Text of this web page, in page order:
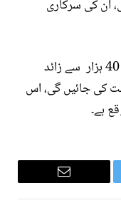
ان کی سرکاری
مونٹائزیشن کے تحت صوبے میں موجود 40 ہزار سے زائد
کی جائیں گی، اس
Email